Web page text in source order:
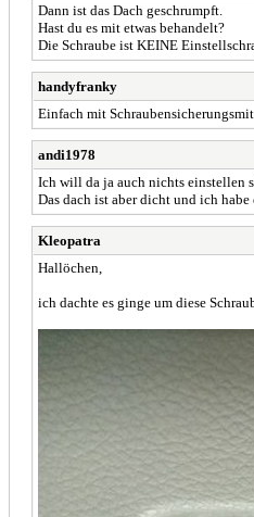
Dann ist das Dach geschrumpft.
Hast du es mit etwas behandelt?
Die Schraube ist KEINE
handyfranky
Einfach mit
andi1978
Ich will da ja auch nichts einstellen
Das dach ist aber dicht und ich habe
Kleopatra
Hallöchen,
ich dachte es ginge um diese